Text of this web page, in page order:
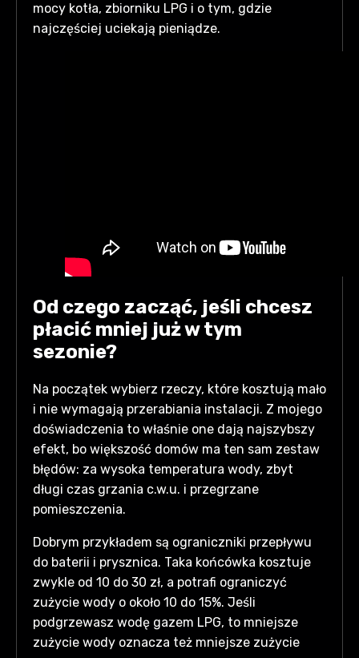
mocy kotła, zbiorniku LPG i o tym, gdzie
najczęściej uciekają pieniądze.
Od czego zacząć, jeśli chcesz
płacić mniej już w tym
sezonie?
Na początek wybierz rzeczy, które kosztują mało
i nie wymagają przerabiania instalacji. Z mojego
doświadczenia to właśnie one dają najszybszy
efekt, bo większość domów ma ten sam zestaw
błędów: za wysoka temperatura wody, zbyt
długi czas grzania c.w.u. i przegrzane
pomieszczenia.
Dobrym przykładem są ograniczniki przepływu
do baterii i prysznica. Taka końcówka kosztuje
zwykle od 10 do 30 zł, a potrafi ograniczyć
zużycie wody o około 10 do 15%. Jeśli
podgrzewasz wodę gazem LPG, to mniejsze
zużycie wody oznacza też mniejsze zużycie